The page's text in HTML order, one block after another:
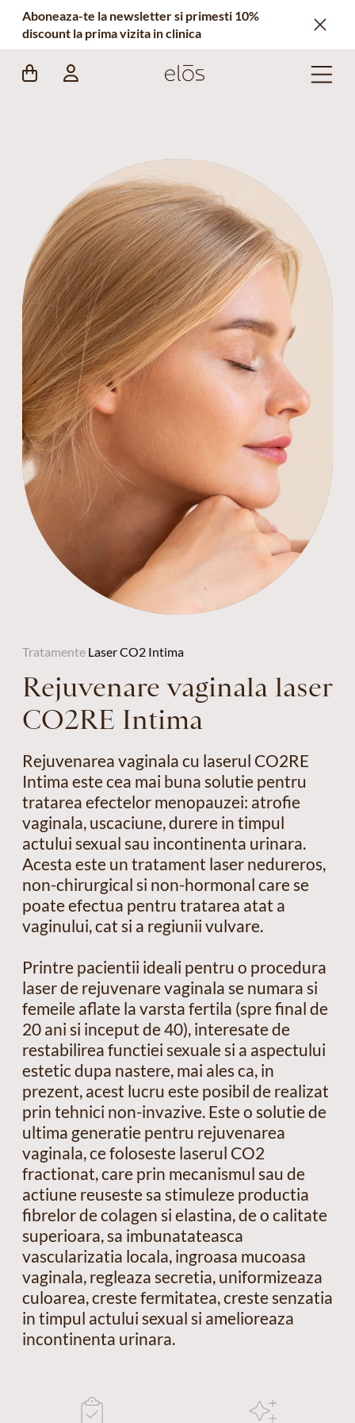
Aboneaza-te la newsletter si primesti 10%
discount la prima vizita in clinica
Tratamente Laser CO2 Intima
Rejuvenare vaginala laser
CO2RE Intima
Rejuvenarea vaginala cu laserul CO2RE
Intima este cea mai buna solutie pentru
tratarea efectelor menopauzei: atrofie
vaginala, uscaciune, durere in timpul
actului sexual sau incontinenta urinara.
Acesta este un tratament laser nedureros,
non-chirurgical si non-hormonal care se
poate efectua pentru tratarea atat a
vaginului, cat si a regiunii vulvare.
Printre pacientii ideali pentru o procedura
laser de rejuvenare vaginala se numara si
femeile aflate la varsta fertila (spre final de
20 ani si inceput de 40), interesate de
restabilirea functiei sexuale si a aspectului
estetic dupa nastere, mai ales ca, in
prezent, acest lucru este posibil de realizat
prin tehnici non-invazive. Este o solutie de
ultima generatie pentru rejuvenarea
vaginala, ce foloseste laserul CO2
fractionat, care prin mecanismul sau de
actiune reuseste sa stimuleze productia
fibrelor de colagen si elastina, de o calitate
superioara, sa imbunatateasca
vascularizatia locala, ingroasa mucoasa
vaginala, regleaza secretia, uniformizeaza
culoarea, creste fermitatea, creste senzatia
in timpul actului sexual si amelioreaza
incontinenta urinara.